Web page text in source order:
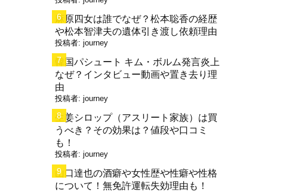
麻原四女は誰でなぜ？松本聡香の経歴
や松本智津夫の遺体引き渡し依頼理由
投稿者: journey
韓国パシュート キム・ボルム発言炎上
なぜ？インタビュー動画や置き去り理
由
投稿者: journey
生姜シロップ（アスリート家族）は買
うべき？その効果は？値段や口コミ
も！
投稿者: journey
山口達也の酒癖や女性歴や性癖や性格
について！無免許運転失効理由も！